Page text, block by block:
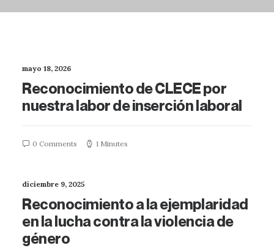
mayo 18, 2026
Reconocimiento de CLECE por
nuestra labor de inserción laboral
0 Comments 1 Minutes
diciembre 9, 2025
Reconocimiento a la ejemplaridad
en la lucha contra la violencia de
género